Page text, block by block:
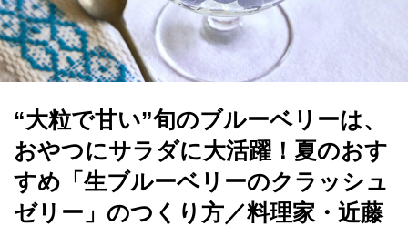
“大粒で甘い”旬のブルーベリーは、
おやつにサラダに大活躍！夏のおす
すめ「生ブルーベリーのクラッシュ
ゼリー」のつくり方／料理家・近藤